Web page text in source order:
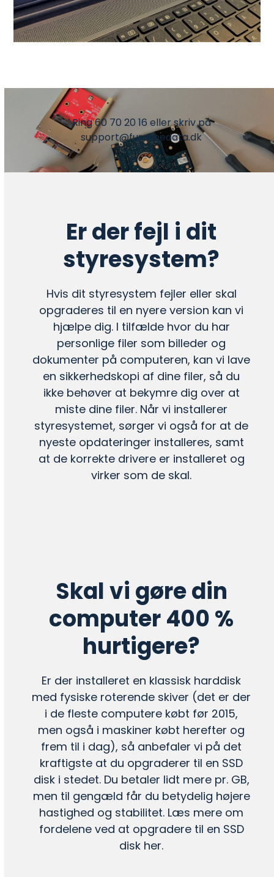
Ring 60 70 20 16 eller skriv på
support@furesoedata.dk
Er der fejl i dit
styresystem?
Hvis dit styresystem fejler eller skal
opgraderes til en nyere version kan vi
hjælpe dig. I tilfælde hvor du har
personlige filer som billeder og
dokumenter på computeren, kan vi lave
en sikkerhedskopi af dine filer, så du
ikke behøver at bekymre dig over at
miste dine filer. Når vi installerer
styresystemet, sørger vi også for at de
nyeste opdateringer installeres, samt
at de korrekte drivere er installeret og
virker som de skal.
Skal vi gøre din
computer 400 %
hurtigere?
Er der installeret en klassisk harddisk
med fysiske roterende skiver (det er der
i de fleste computere købt før 2015,
men også i maskiner købt herefter og
frem til i dag), så anbefaler vi på det
kraftigste at du opgraderer til en SSD
diski stedet. Du betaler lidt mere pr. GB,
men til gengæld får du betydelig højere
hastighed og stabilitet. Læs mere om
fordelene ved at opgradere til en SSD
disk her.